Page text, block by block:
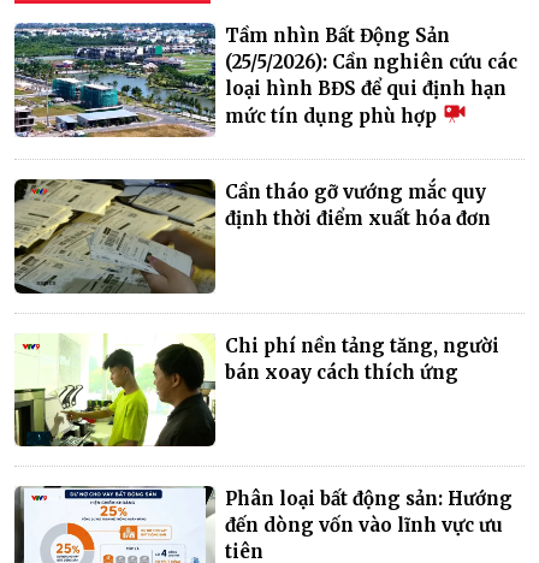
Tầm nhìn Bất Động Sản
(25/5/2026): Cần nghiên cứu các
loại hình BĐS để qui định hạn
mức tín dụng phù hợp
Cần tháo gỡ vướng mắc quy
định thời điểm xuất hóa đơn
Chi phí nền tảng tăng, người
bán xoay cách thích ứng
Phân loại bất động sản: Hướng
đến dòng vốn vào lĩnh vực ưu
tiên